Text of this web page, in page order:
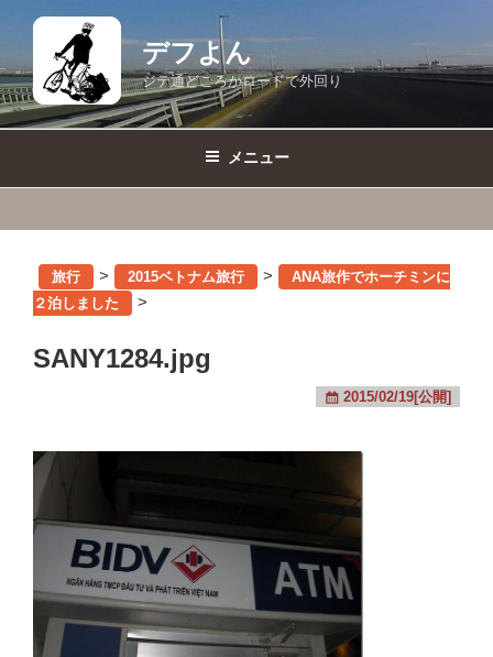
テ
ン
ツ
デフよん
ジテ通どころかロードで外回り
メニュー
旅行 > 2015ベトナム旅行 >
ANA旅作でホーチミンに
２泊しました
>
SANY1284.jpg
2015/02/19[公開]